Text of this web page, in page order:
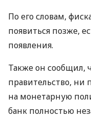
По его словам,
появиться позже,
появления.
Также он сообщил,
правительство, ни
на монетарную
банк полностью